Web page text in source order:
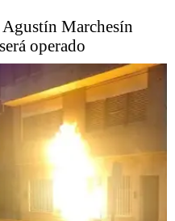
Agustín Marchesín
operado